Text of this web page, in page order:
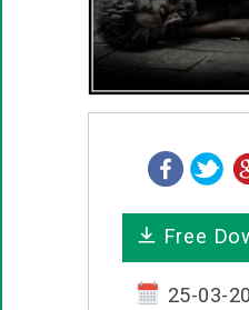
மகிழ்ச்சி
பொதுவான
கடவுள்
Free
25-03-